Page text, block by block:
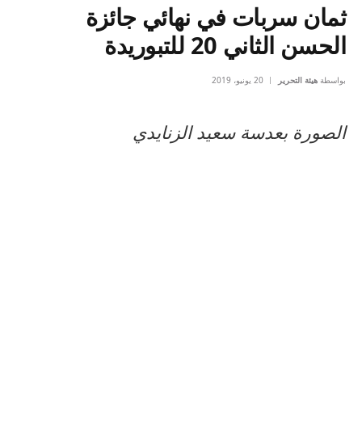
ثمان سربات في نهائي جائزة
الحسن الثاني 20 للتبوريدة
بواسطة هيئة التحرير 20 يونيو، 2019
الصورة بعدسة سعيد الزنايدي